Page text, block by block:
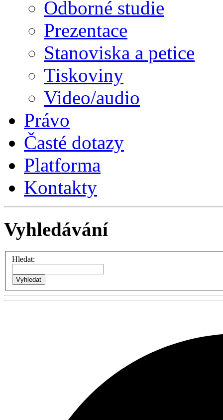
Odborné studie
Prezentace
Stanoviska a petice
Tiskoviny
Video/audio
Právo
Časté dotazy
Platforma
Kontakty
Vyhledávání
Hledat: